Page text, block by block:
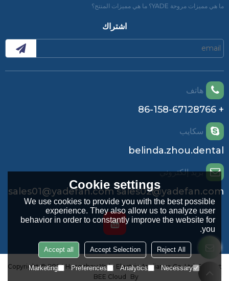
ما هي مميزات مروحة YADE؟ ما هي مميزات المنتج؟
اشتراك
هاتف
+ 86-158-67128766
سكايب
belinda.zhou.dental
بريد إلكتروني
sales01@yadefan.com sales02@yadefan.com
Copyright © 2026 Hangzhou Yade Electric Appliance Co.,Ltd.Support
By
BEE Cloud
Cookie settings
We use cookies to provide you with the best possible
experience. They also allow us to analyze user
behavior in order to constantly improve the website for
you.
Reject All
Accept Selection
Accept all
Necessary
Analytics
Preferences
Marketing